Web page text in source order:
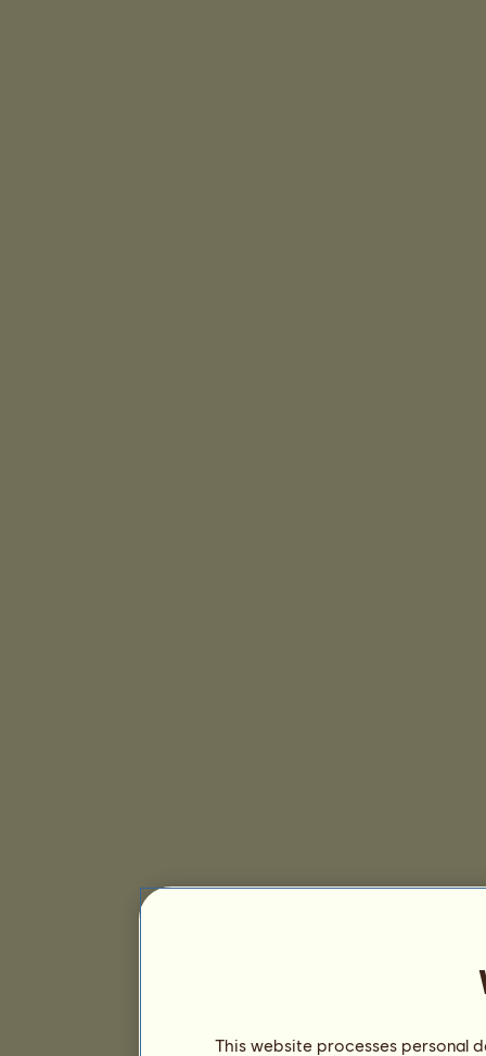
This website processes personal